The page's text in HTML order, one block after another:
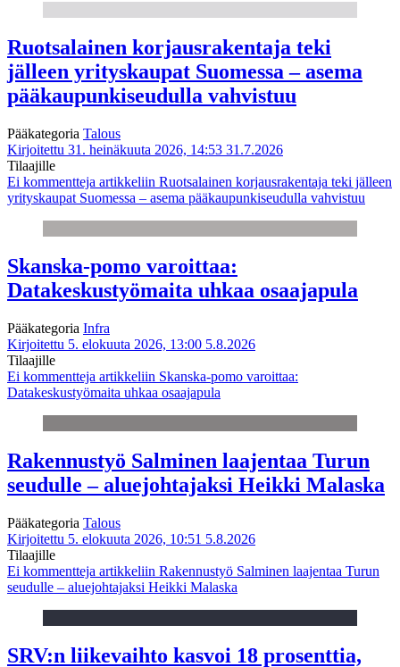
Ruotsalainen korjausrakentaja teki
jälleen yrityskaupat Suomessa – asema
pääkaupunkiseudulla vahvistuu
Pääkategoria Talous
Kirjoitettu 31. heinäkuuta 2026, 14:53 31.7.2026
Tilaajille
Ei kommentteja artikkeliin Ruotsalainen korjausrakentaja teki jälleen
yrityskaupat Suomessa – asema pääkaupunkiseudulla vahvistuu
Skanska-pomo varoittaa:
Datakeskustyömaita uhkaa osaajapula
Pääkategoria Infra
Kirjoitettu 5. elokuuta 2026, 13:00 5.8.2026
Tilaajille
Ei kommentteja artikkeliin Skanska-pomo varoittaa:
Datakeskustyömaita uhkaa osaajapula
Rakennustyö Salminen laajentaa Turun
seudulle – aluejohtajaksi Heikki Malaska
Pääkategoria Talous
Kirjoitettu 5. elokuuta 2026, 10:51 5.8.2026
Tilaajille
Ei kommentteja artikkeliin Rakennustyö Salminen laajentaa Turun
seudulle – aluejohtajaksi Heikki Malaska
SRV:n liikevaihto kasvoi 18 prosenttia,